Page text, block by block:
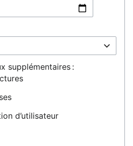
supplémentaires :
d’utilisateur